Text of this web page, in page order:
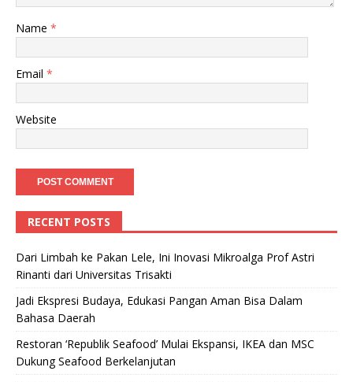
Name *
Email *
Website
RECENT POSTS
Dari Limbah ke Pakan Lele, Ini Inovasi Mikroalga Prof Astri
Rinanti dari Universitas Trisakti
Jadi Ekspresi Budaya, Edukasi Pangan Aman Bisa Dalam
Bahasa Daerah
Restoran ‘Republik Seafood’ Mulai Ekspansi, IKEA dan MSC
Dukung Seafood Berkelanjutan